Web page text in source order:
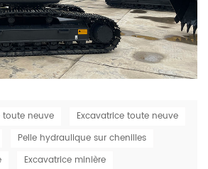
toute neuve
Excavatrice toute neuve
Pelle hydraulique sur chenilles
Excavatrice minière